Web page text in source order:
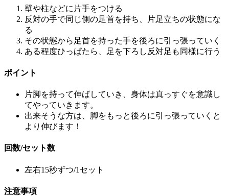
壁や柱などに片手をつける
反対の手で同じ側の足首を持ち、片足立ちの状態にな
る
その状態から足首を持った手を後ろに引っ張っていく
ある程度ひっぱたら、足を下ろし反対足も同様に行う
ポイント
片脚を持って伸ばしていき、身体は真っすぐを意識し
てやっていきます。
出来そうな方は、脚をもっと後ろに引っ張っていくと
より伸びます！
回数/セット数
左右15秒ずつ/1セット
注意事項